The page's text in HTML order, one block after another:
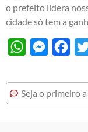
o prefeito lidera
cidade só tem a
WhatsApp
Seja o primeiro